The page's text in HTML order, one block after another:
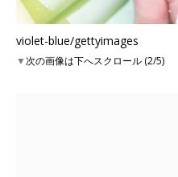
violet-blue/gettyimages
▼次の画像は下へスクロール (2/5)